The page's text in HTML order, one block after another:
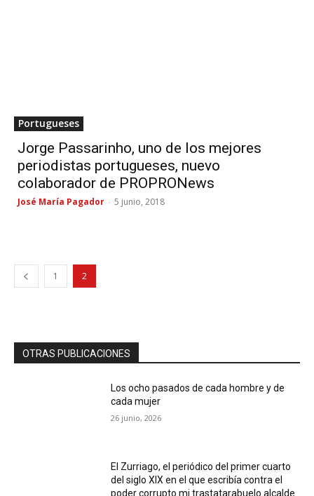
Portugueses
Jorge Passarinho, uno de los mejores
periodistas portugueses, nuevo
colaborador de PROPRONews
José María Pagador - 5 junio, 2018
1 2
OTRAS PUBLICACIONES
Los ocho pasados de cada hombre y de
cada mujer
26 junio, 2026
El Zurriago, el periódico del primer cuarto
del siglo XIX en el que escribía contra el
poder corrupto mi trastatarabuelo alcalde